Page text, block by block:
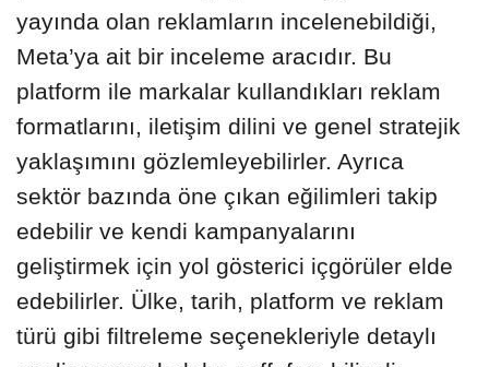
yayında olan reklamların incelenebildiği,
Meta’ya ait bir inceleme aracıdır. Bu
platform ile markalar kullandıkları reklam
formatlarını, iletişim dilini ve genel stratejik
yaklaşımını gözlemleyebilirler. Ayrıca
sektör bazında öne çıkan eğilimleri takip
edebilir ve kendi kampanyalarını
geliştirmek için yol gösterici içgörüler elde
edebilirler. Ülke, tarih, platform ve reklam
türü gibi filtreleme seçenekleriyle detaylı